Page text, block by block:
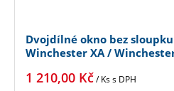
Dvojdílné okno bez
Winchester XA /
1 210,00 Kč/ Kss DPH